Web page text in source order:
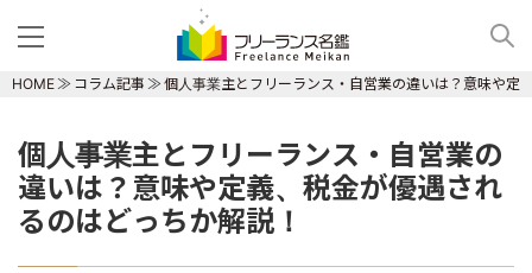
HOME コラム記事 個人事業主とフリーランス・自営業の違いは？意味や定
個人事業主とフリーランス・自営業の
違いは？意味や定義、税金が優遇され
るのはどっちか解説！